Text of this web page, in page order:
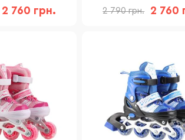
2 760 грн. 2 790 грн. 2 760